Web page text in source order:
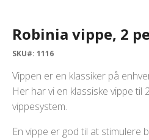
Robinia vippe, 2
SKU#: 1116
Vippen er en klassiker på
Her har vi en klassiske vippe
vippesystem.
En vippe er god til at stimulere